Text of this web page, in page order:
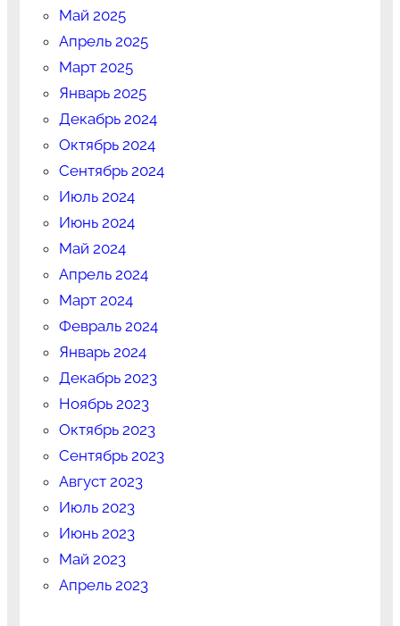
Май 2025
Апрель 2025
Март 2025
Январь 2025
Декабрь 2024
Октябрь 2024
Сентябрь 2024
Июль 2024
Июнь 2024
Май 2024
Апрель 2024
Март 2024
Февраль 2024
Январь 2024
Декабрь 2023
Ноябрь 2023
Октябрь 2023
Сентябрь 2023
Август 2023
Июль 2023
Июнь 2023
Май 2023
Апрель 2023